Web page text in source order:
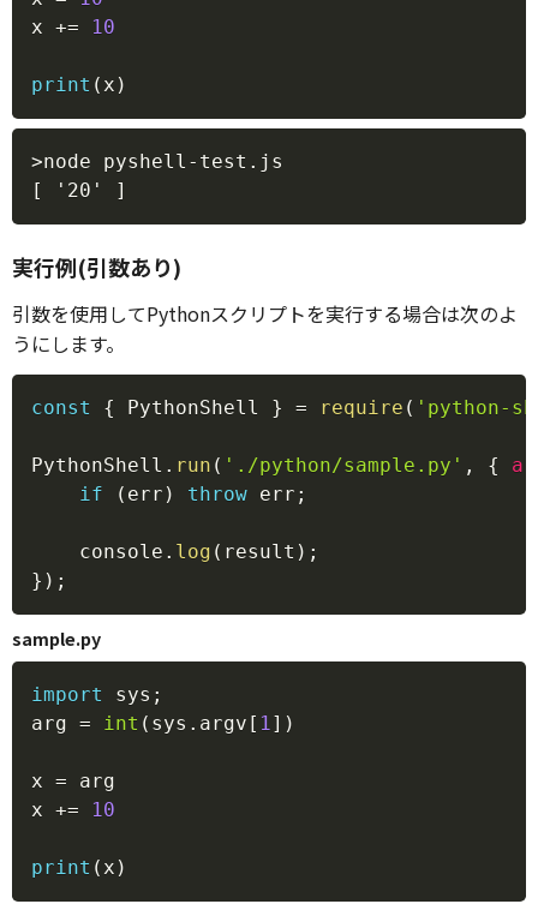
x += 10
print ( x )
>node pyshell-test.js
実行例(引数あり)
引数を使用してPythonスクリプトを実行する場合は次のよ
うにします。
const { PythonShell } = require ( 'python-
PythonShell . run ( './python/sample.py' , {
if
( err ) throw err ;
    console
. log ( result ) ;
} ) ;
sample.py
import sys ;
arg = int ( sys . argv [ 1 ] )
x = arg
x += 10
print ( x )